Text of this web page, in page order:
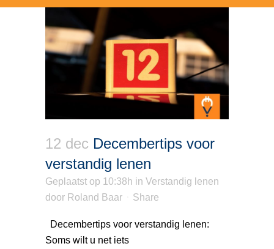
12 dec Decembertips voor
verstandig lenen
Geplaatst op 10:38h in Verstandig lenen
door Roland Baar Share
Decembertips voor verstandig lenen:
Soms wilt u net iets